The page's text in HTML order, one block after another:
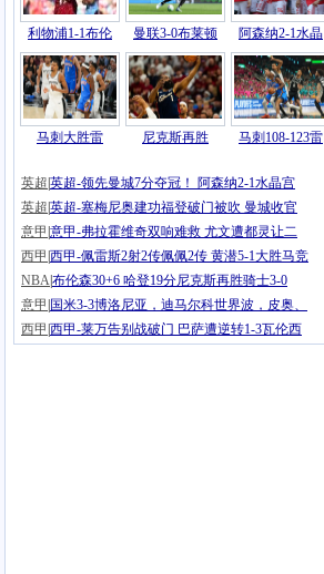
利物浦1-1布伦 曼联3-0布莱顿 阿森纳2-1水晶
马刺大胜雷 尼克斯再胜
马刺108-123雷
英超 英超-领先曼城7分夺冠！ 阿森纳2-1水晶宫
英超 英超-塞梅尼奥建功福登破门被吹 曼城收官
意甲 意甲-弗拉霍维奇双响难救 尤文遭都灵让二
西甲 西甲-佩雷斯2射2传佩佩2传 黄潜5-1大胜马竞
NBA布伦森30+6 哈登19分尼克斯再胜骑士3-0
意甲 国米3-3博洛尼亚，迪马尔科世界波，皮奥、
西甲 西甲-莱万告别战破门 巴萨遭逆转1-3瓦伦西